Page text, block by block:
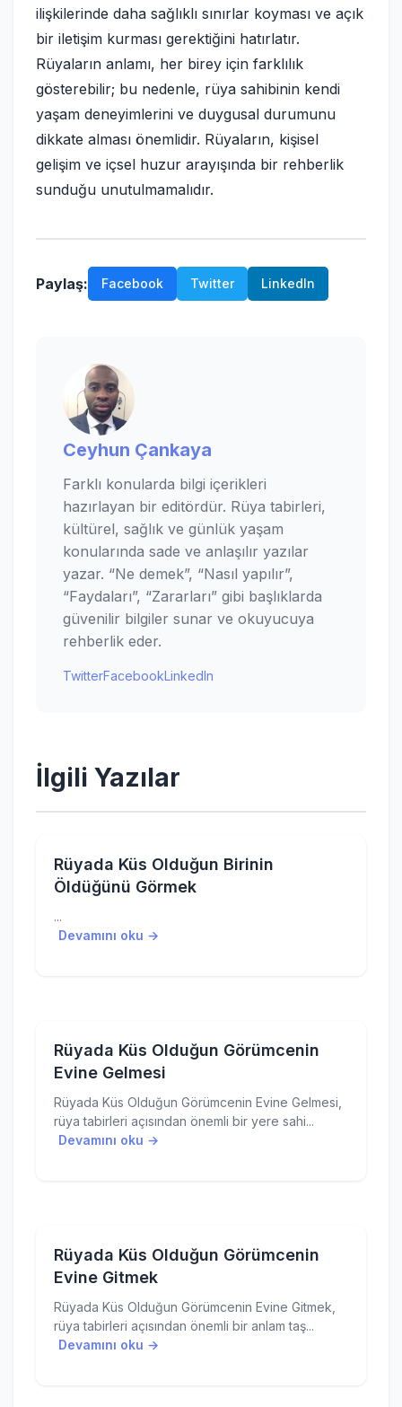
ilişkilerinde daha sağlıklı sınırlar koyması ve açık
bir iletişim kurması gerektiğini hatırlatır.
Rüyaların anlamı, her birey için farklılık
gösterebilir; bu nedenle, rüya sahibinin kendi
yaşam deneyimlerini ve duygusal durumunu
dikkate alması önemlidir. Rüyaların, kişisel
gelişim ve içsel huzur arayışında bir rehberlik
sunduğu unutulmamalıdır.
Paylaş: Facebook Twitter LinkedIn
Ceyhun Çankaya
Farklı konularda bilgi içerikleri
hazırlayan bir editördür. Rüya tabirleri,
kültürel, sağlık ve günlük yaşam
konularında sade ve anlaşılır yazılar
yazar. “Ne demek”, “Nasıl yapılır”,
“Faydaları”, “Zararları” gibi başlıklarda
güvenilir bilgiler sunar ve okuyucuya
rehberlik eder.
TwitterFacebookLinkedIn
İlgili Yazılar
Rüyada Küs Olduğun Birinin
Öldüğünü Görmek
...
Devamını oku →
Rüyada Küs Olduğun Görümcenin
Evine Gelmesi
Rüyada Küs Olduğun Görümcenin Evine Gelmesi,
rüya tabirleri açısından önemli bir yere sahi...
Devamını oku →
Rüyada Küs Olduğun Görümcenin
Evine Gitmek
Rüyada Küs Olduğun Görümcenin Evine Gitmek,
rüya tabirleri açısından önemli bir anlam taş...
Devamını oku →